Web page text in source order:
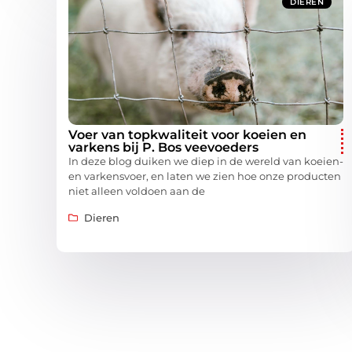
DIEREN
Voer van topkwaliteit voor koeien en
varkens bij P. Bos veevoeders
In deze blog duiken we diep in de wereld van koeien-
en varkensvoer, en laten we zien hoe onze producten
niet alleen voldoen aan de
Dieren